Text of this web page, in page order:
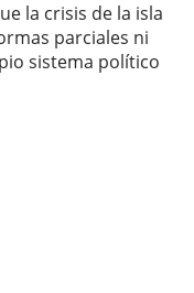
la crisis de la isla
parciales ni
sistema político